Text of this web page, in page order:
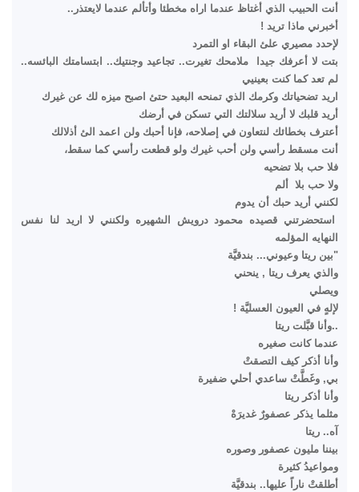
أنت الحبيب الذي أغتاظ عندما اراه مخطئا وأتألم عندما لايعتذر..
أخبرني ماذا تريد !
لإحدد مصيري علئ البقاء او التمرد
بتت لا أعرفك جيدا ملامحك تغيرت.. تجاعيد وجنتيك.. ابتسامتك البائسه..
لم تعد كما كنت بعينيي
اريد تضحياتك وكرمك الذي تمنحه البعيد حتئ اصبح ميزه لك عن غيرك
أريد قلبك لا أريد سلالتك التي تسكن في أرضك
أعترف بخطائك لنتعاون في إصلاحه، فإنا أحبك ولن اعمد الئ أذلالك
أنت مسقط رأسي ولن أحب غيرك ولو قطعت رأسي كما سقط،
فلا حب بلا تضحيه
ولا حب بلا ألم
لكنني أريد حبك أن يدوم
استحضرتني قصيده محمود درويش الشهيره ولكنني لا اريد لنا نفس
النهايه المؤلمه
"بين ريتا وعيوني... بندقيَّة
والذي يعرف ريتا , ينحني
ويصلي
لإلهٍ في العيون العسليَّة !
..وأنا قبَّلت ريتا
عندما كانت صغيره
وأنا أذكر كيف التصقتْ
بي, وغَطَّتْ ساعدي أحلي ضفيرة
وأنا أذكر ريتا
مثلما يذكر عصفورٌ غديرَهْ
آه.. ريتا
بيننا مليون عصفور وصوره
ومواعيدُ كثيرة
أطلقتْ ناراً عليها.. بندقيَّة